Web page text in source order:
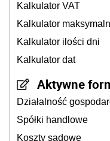
Kalkulator VAT
Kalkulator
Kalkulator ilości dni
Kalkulator dat
Aktywne
Działalność
Spółki handlowe
Koszty sądowe